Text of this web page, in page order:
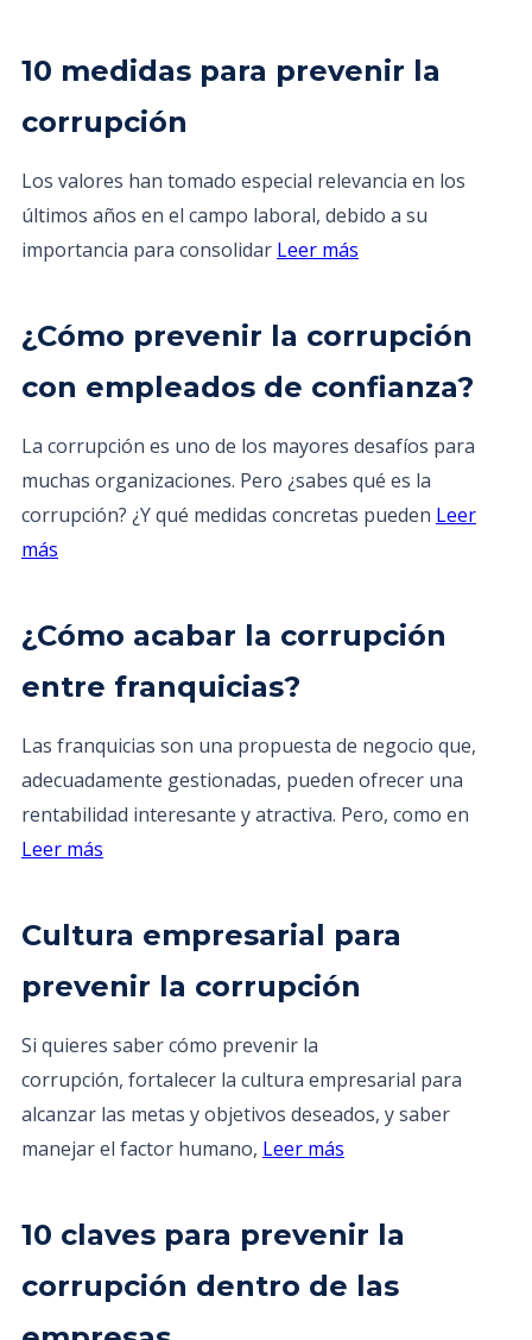
10 medidas para prevenir la
corrupción
Los valores han tomado especial relevancia en los
últimos años en el campo laboral, debido a su
importancia para consolidar Leer más
¿Cómo prevenir la corrupción
con empleados de confianza?
La corrupción es uno de los mayores desafíos para
muchas organizaciones. Pero ¿sabes qué es la
corrupción? ¿Y qué medidas concretas pueden Leer
más
¿Cómo acabar la corrupción
entre franquicias?
Las franquicias son una propuesta de negocio que,
adecuadamente gestionadas, pueden ofrecer una
rentabilidad interesante y atractiva. Pero, como en
Leer más
Cultura empresarial para
prevenir la corrupción
Si quieres saber cómo prevenir la
corrupción, fortalecer la cultura empresarial para
alcanzar las metas y objetivos deseados, y saber
manejar el factor humano, Leer más
10 claves para prevenir la
corrupción dentro de las